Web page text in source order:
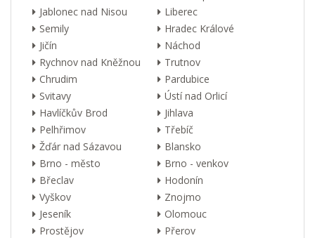
Jablonec nad Nisou
Liberec
Semily
Hradec Králové
Jičín
Náchod
Rychnov nad Kněžnou
Trutnov
Chrudim
Pardubice
Svitavy
Ústí nad Orlicí
Havlíčkův Brod
Jihlava
Pelhřimov
Třebíč
Žďár nad Sázavou
Blansko
Brno - město
Brno - venkov
Břeclav
Hodonín
Vyškov
Znojmo
Jeseník
Olomouc
Prostějov
Přerov